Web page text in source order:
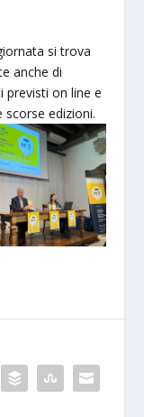
si trova
anche di
previsti on line e
scorse edizioni.